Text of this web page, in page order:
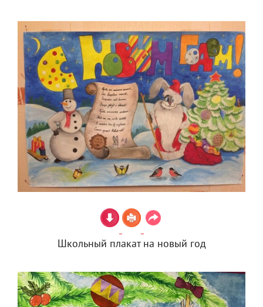
Школьный плакат на новый год